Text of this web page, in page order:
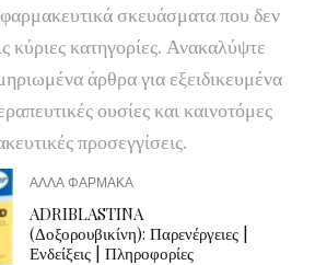
σκευάσματα που δεν
κύριες κατηγορίες. Ανακαλύψτε
άρθρα για εξειδικευμένα
ουσίες και καινοτόμες
προσεγγίσεις.
ΑΛΛΑ ΦΑΡΜΑΚΑ
ADRIBLASTINA
(Δοξορουβικίνη): Παρενέργειες |
Ενδείξεις | Πληροφορίες